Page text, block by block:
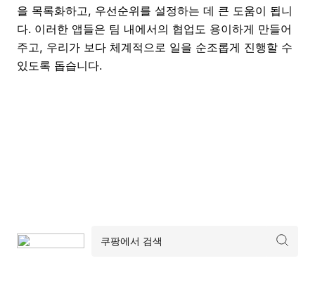
을 목록화하고, 우선순위를 설정하는 데 큰 도움이 됩니
다. 이러한 앱들은 팀 내에서의 협업도 용이하게 만들어
주고, 우리가 보다 체계적으로 일을 순조롭게 진행할 수
있도록 돕습니다.